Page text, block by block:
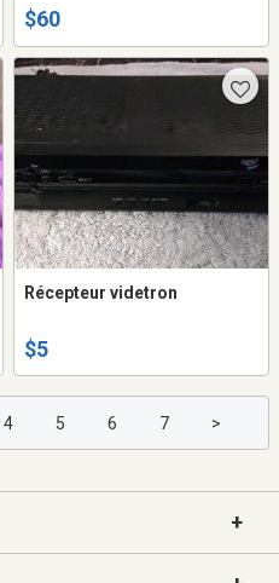
$60
Récepteur videtron
$5
4 5 6 7 >
+